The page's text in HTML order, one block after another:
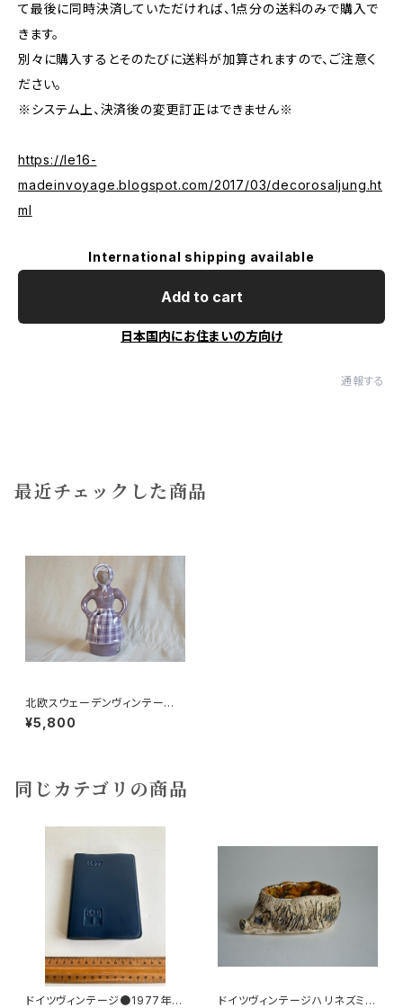
て最後に同時決済していただければ、1点分の送料のみで購入で
きます。
別々に購入するとそのたびに送料が加算されますので、ご注意く
ださい。
※システム上、決済後の変更訂正はできません※
https://le16-
madeinvoyage.blogspot.com/2017/03/decorosaljung.ht
ml
International shipping available
Add to cart
日本国内にお住まいの方向け
通報する
最近チェックした商品
北欧スウェーデンヴィンテージR
osaLjungフラワーガール
¥5,800
同じカテゴリの商品
ドイツヴィンテージ●1977年ポ
ドイツヴィンテージハリネズミの